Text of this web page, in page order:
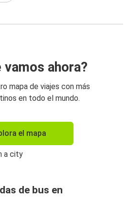
vamos ahora?
mapa de viajes con más
en todo el mundo.
el mapa
de bus en